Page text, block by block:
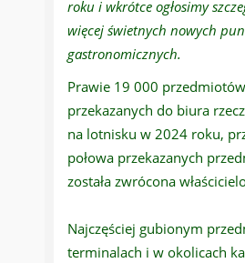
roku i wkrótce ogłosimy
więcej świetnych nowych
gastronomicznych.
Prawie 19 000
przekazanych do biura
na lotnisku w 2024 roku,
połowa przekazanych
została zwrócona
Najczęściej gubionym
terminalach i w okolicach